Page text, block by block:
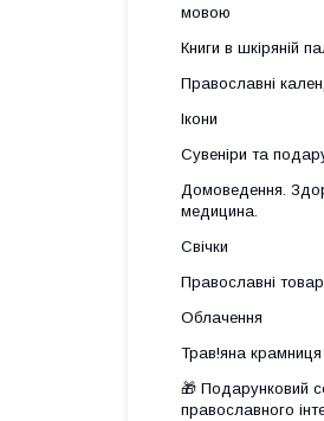
мовою
Книги в шкіряній
Православні
Ікони
Сувеніри та
Домоведення.
медицина.
Свічки
Православні
Облачення
Трав!яна крамниця
🎁 Подарунковий
православного